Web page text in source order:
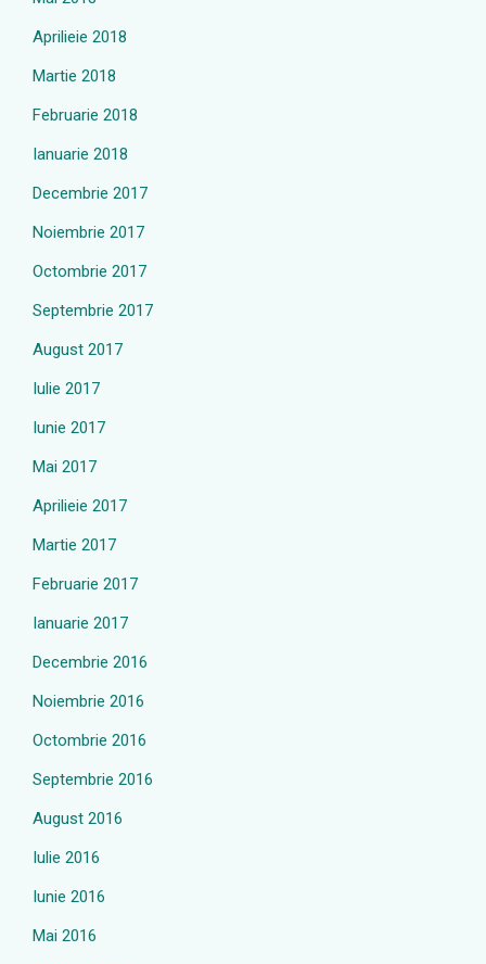
Aprilieie 2018
Martie 2018
Februarie 2018
Ianuarie 2018
Decembrie 2017
Noiembrie 2017
Octombrie 2017
Septembrie 2017
August 2017
Iulie 2017
Iunie 2017
Mai 2017
Aprilieie 2017
Martie 2017
Februarie 2017
Ianuarie 2017
Decembrie 2016
Noiembrie 2016
Octombrie 2016
Septembrie 2016
August 2016
Iulie 2016
Iunie 2016
Mai 2016